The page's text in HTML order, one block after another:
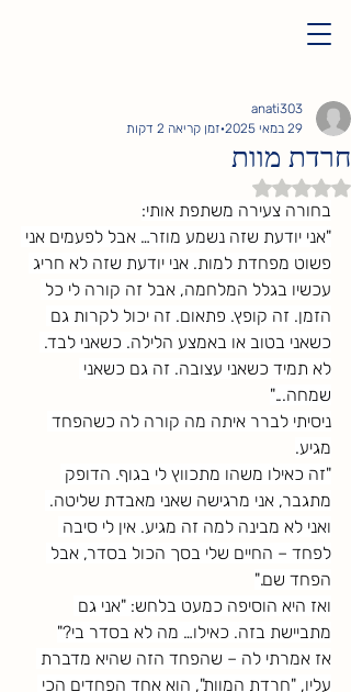
חרדת מוות
anati303
29 במאי 2025
זמן קריאה 2 דקות
דירוג של NaN מתוך 5 כוכבים
בחורה צעירה משתפת אותי:
"אני יודעת שזה נשמע מוזר… אבל לפעמים אני
פשוט מפחדת למות. אני יודעת שזה לא חריג
עכשיו בגלל המלחמה, אבל זה קורה לי כל
הזמן. זה קופץ. פתאום. זה יכול לקרות גם
כשאני בטוב או באמצע הלילה. כשאני לבד.
לא תמיד כשאני עצובה. זה גם כשאני
שמחה..."
ניסיתי לברר איתה מה קורה לה כשהפחד
מגיע.
"זה כאילו משהו מתכווץ לי בגוף. הדופק
מתגבר, אני מרגישה שאני מאבדת שליטה.
ואני לא מבינה למה זה מגיע. אין לי סיבה
לפחד – החיים שלי בסך הכול בסדר, אבל
הפחד שם."
ואז היא הוסיפה כמעט בלחש: "אני גם
מתביישת בזה. כאילו… מה לא בסדר בי?"
אז אמרתי לה – שהפחד הזה שהיא מדברת
עליו, "חרדת המוות", הוא אחד הפחדים הכי